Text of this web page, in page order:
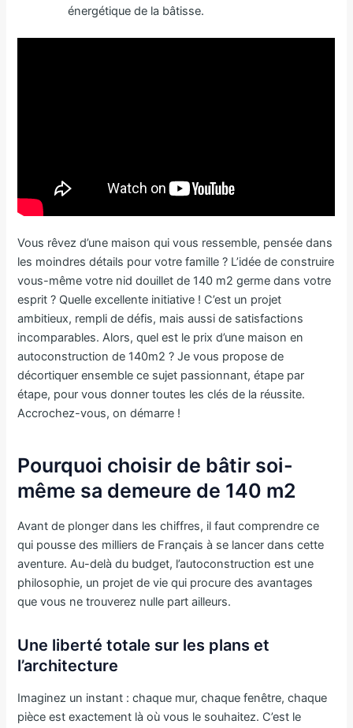
énergétique de la bâtisse.
Vous rêvez d’une maison qui vous ressemble, pensée dans
les moindres détails pour votre famille ? L’idée de construire
vous-même votre nid douillet de 140 m2 germe dans votre
esprit ? Quelle excellente initiative ! C’est un projet
ambitieux, rempli de défis, mais aussi de satisfactions
incomparables. Alors, quel est le prix d’une maison en
autoconstruction de 140m2 ? Je vous propose de
décortiquer ensemble ce sujet passionnant, étape par
étape, pour vous donner toutes les clés de la réussite.
Accrochez-vous, on démarre !
Pourquoi choisir de bâtir soi-
même sa demeure de 140 m2
Avant de plonger dans les chiffres, il faut comprendre ce
qui pousse des milliers de Français à se lancer dans cette
aventure. Au-delà du budget, l’autoconstruction est une
philosophie, un projet de vie qui procure des avantages
que vous ne trouverez nulle part ailleurs.
Une liberté totale sur les plans et
l’architecture
Imaginez un instant : chaque mur, chaque fenêtre, chaque
pièce est exactement là où vous le souhaitez. C’est le